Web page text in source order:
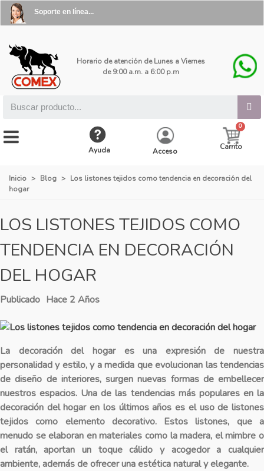
Soporte en línea...
Horario de atención de Lunes a Viernes
de 9:00 a.m. a 6:00 p.m
Ayuda Acceso Carrito
Inicio > Blog > Los listones tejidos como tendencia en decoración del
hogar
LOS LISTONES TEJIDOS COMO
TENDENCIA EN DECORACIÓN
DEL HOGAR
Publicado Hace 2 Años
La decoración del hogar es una expresión de nuestra
personalidad y estilo, y a medida que evolucionan las tendencias
de diseño de interiores, surgen nuevas formas de embellecer
nuestros espacios. Una de las tendencias más populares en la
decoración del hogar en los últimos años es el uso de listones
tejidos como elemento decorativo. Estos listones, que a
menudo se elaboran en materiales como la madera, el mimbre o
el ratán, aportan un toque cálido y acogedor a cualquier
ambiente, además de ofrecer una estética natural y elegante.